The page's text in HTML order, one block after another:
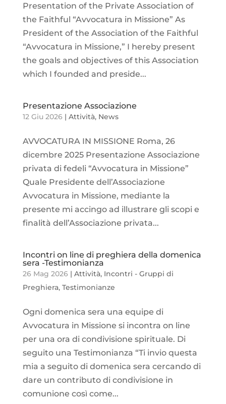
Presentation of the Private Association of
the Faithful “Avvocatura in Missione” As
President of the Association of the Faithful
“Avvocatura in Missione,” I hereby present
the goals and objectives of this Association
which I founded and preside...
Presentazione Associazione
12 Giu 2026 | Attività, News
AVVOCATURA IN MISSIONE Roma, 26
dicembre 2025 Presentazione Associazione
privata di fedeli “Avvocatura in Missione”
Quale Presidente dell’Associazione
Avvocatura in Missione, mediante la
presente mi accingo ad illustrare gli scopi e
finalità dell’Associazione privata...
Incontri on line di preghiera della domenica
sera -Testimonianza
26 Mag 2026 | Attività, Incontri - Gruppi di
Preghiera, Testimonianze
Ogni domenica sera una equipe di
Avvocatura in Missione si incontra on line
per una ora di condivisione spirituale. Di
seguito una Testimonianza “Ti invio questa
mia a seguito di domenica sera cercando di
dare un contributo di condivisione in
comunione così come...